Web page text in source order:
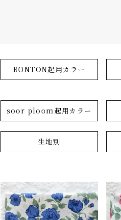
BONTON起用カラー
soor ploom起用カラー
生地別